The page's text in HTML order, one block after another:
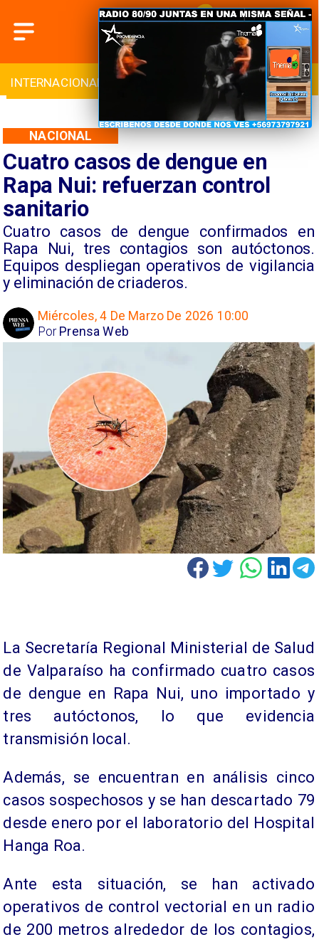
INTERNACIONAL CULTURA
Cuatro casos de dengue en
Rapa Nui: refuerzan control
sanitario
Cuatro casos de dengue confirmados en
Rapa Nui, tres contagios son autóctonos.
Equipos despliegan operativos de vigilancia
y eliminación de criaderos.
NACIONAL
Miércoles, 4 De Marzo De 2026 10:00
Prensa Web
Por
La Secretaría Regional Ministerial de Salud
de Valparaíso ha confirmado cuatro casos
de dengue en Rapa Nui, uno importado y
tres autóctonos, lo que evidencia
transmisión local.
Además, se encuentran en análisis cinco
casos sospechosos y se han descartado 79
desde enero por el laboratorio del Hospital
Hanga Roa.
Ante esta situación, se han activado
operativos de control vectorial en un radio
de 200 metros alrededor de los contagios,